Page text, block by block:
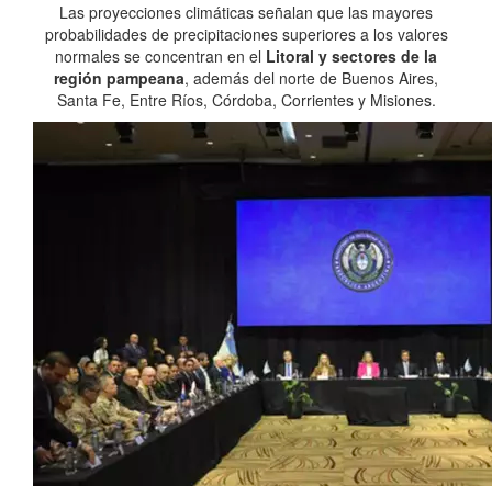
Las proyecciones climáticas señalan que las mayores
probabilidades de precipitaciones superiores a los valores
normales se concentran en el Litoral y sectores de la
región pampeana, además del norte de Buenos Aires,
Santa Fe, Entre Ríos, Córdoba, Corrientes y Misiones.